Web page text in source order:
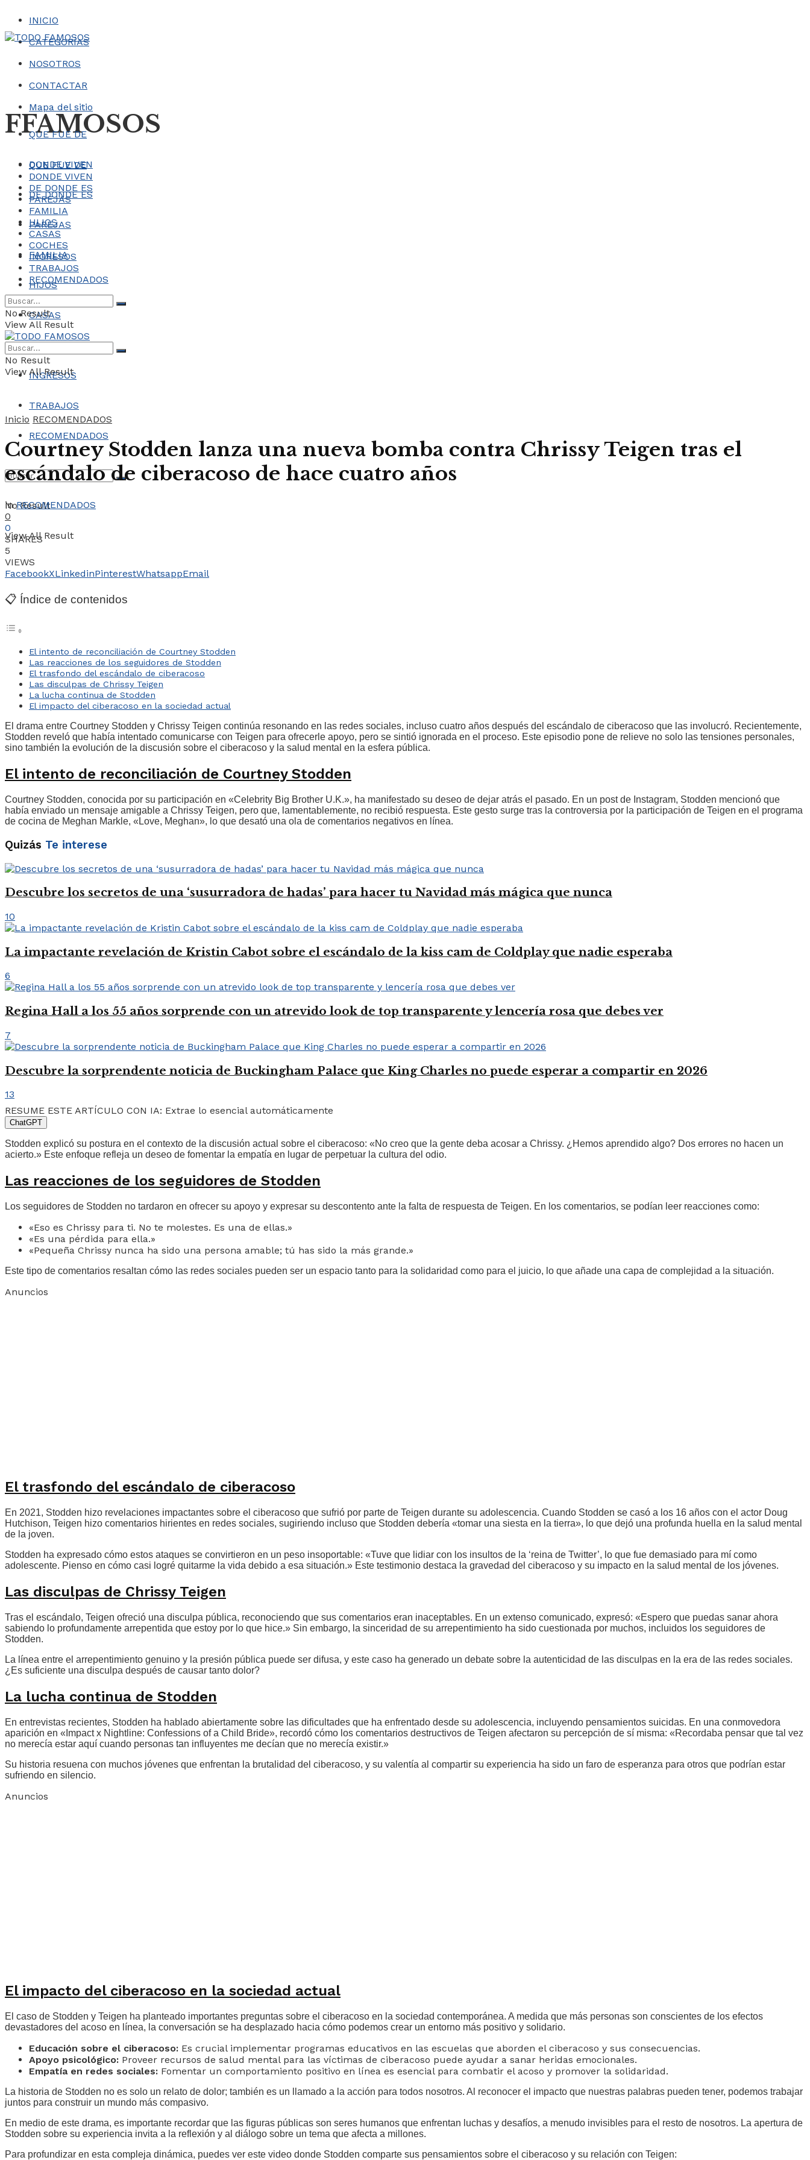
INICIO
CATEGORÍAS
NOSOTROS
CONTACTAR
Mapa del sitio
FFAMOSOS
QUE FUE DE
DONDE VIVEN
DE DONDE ES
PAREJAS
FAMILIA
HIJOS
CASAS
COCHES
INGRESOS
TRABAJOS
RECOMENDADOS
No Result
View All Result
QUE FUE DE
DONDE VIVEN
DE DONDE ES
PAREJAS
FAMILIA
HIJOS
CASAS
COCHES
INGRESOS
TRABAJOS
RECOMENDADOS
No Result
View All Result
No Result
View All Result
Inicio RECOMENDADOS
Courtney Stodden lanza una nueva bomba contra Chrissy Teigen tras el
escándalo de ciberacoso de hace cuatro años
in RECOMENDADOS
0
0
SHARES
5
VIEWS
FacebookXLinkedinPinterestWhatsappEmail
📋 Índice de contenidos
El intento de reconciliación de Courtney Stodden
Las reacciones de los seguidores de Stodden
El trasfondo del escándalo de ciberacoso
Las disculpas de Chrissy Teigen
La lucha continua de Stodden
El impacto del ciberacoso en la sociedad actual
El drama entre Courtney Stodden y Chrissy Teigen continúa resonando en las redes sociales, incluso cuatro años después del escándalo de ciberacoso que las involucró. Recientemente,
Stodden reveló que había intentado comunicarse con Teigen para ofrecerle apoyo, pero se sintió ignorada en el proceso. Este episodio pone de relieve no solo las tensiones personales,
sino también la evolución de la discusión sobre el ciberacoso y la salud mental en la esfera pública.
El intento de reconciliación de Courtney Stodden
Courtney Stodden, conocida por su participación en «Celebrity Big Brother U.K.», ha manifestado su deseo de dejar atrás el pasado. En un post de Instagram, Stodden mencionó que
había enviado un mensaje amigable a Chrissy Teigen, pero que, lamentablemente, no recibió respuesta. Este gesto surge tras la controversia por la participación de Teigen en el programa
de cocina de Meghan Markle, «Love, Meghan», lo que desató una ola de comentarios negativos en línea.
Quizás Te interese
Descubre los secretos de una ‘susurradora de hadas’ para hacer tu Navidad más mágica que nunca
10
La impactante revelación de Kristin Cabot sobre el escándalo de la kiss cam de Coldplay que nadie esperaba
6
Regina Hall a los 55 años sorprende con un atrevido look de top transparente y lencería rosa que debes ver
7
Descubre la sorprendente noticia de Buckingham Palace que King Charles no puede esperar a compartir en 2026
13
RESUME ESTE ARTÍCULO CON IA: Extrae lo esencial automáticamente
ChatGPT
Stodden explicó su postura en el contexto de la discusión actual sobre el ciberacoso: «No creo que la gente deba acosar a Chrissy. ¿Hemos aprendido algo? Dos errores no hacen un
acierto.» Este enfoque refleja un deseo de fomentar la empatía en lugar de perpetuar la cultura del odio.
Las reacciones de los seguidores de Stodden
Los seguidores de Stodden no tardaron en ofrecer su apoyo y expresar su descontento ante la falta de respuesta de Teigen. En los comentarios, se podían leer reacciones como:
«Eso es Chrissy para ti. No te molestes. Es una de ellas.»
«Es una pérdida para ella.»
«Pequeña Chrissy nunca ha sido una persona amable; tú has sido la más grande.»
Este tipo de comentarios resaltan cómo las redes sociales pueden ser un espacio tanto para la solidaridad como para el juicio, lo que añade una capa de complejidad a la situación.
Anuncios
El trasfondo del escándalo de ciberacoso
En 2021, Stodden hizo revelaciones impactantes sobre el ciberacoso que sufrió por parte de Teigen durante su adolescencia. Cuando Stodden se casó a los 16 años con el actor Doug
Hutchison, Teigen hizo comentarios hirientes en redes sociales, sugiriendo incluso que Stodden debería «tomar una siesta en la tierra», lo que dejó una profunda huella en la salud mental
de la joven.
Stodden ha expresado cómo estos ataques se convirtieron en un peso insoportable: «Tuve que lidiar con los insultos de la ‘reina de Twitter’, lo que fue demasiado para mí como
adolescente. Pienso en cómo casi logré quitarme la vida debido a esa situación.» Este testimonio destaca la gravedad del ciberacoso y su impacto en la salud mental de los jóvenes.
Las disculpas de Chrissy Teigen
Tras el escándalo, Teigen ofreció una disculpa pública, reconociendo que sus comentarios eran inaceptables. En un extenso comunicado, expresó: «Espero que puedas sanar ahora
sabiendo lo profundamente arrepentida que estoy por lo que hice.» Sin embargo, la sinceridad de su arrepentimiento ha sido cuestionada por muchos, incluidos los seguidores de
Stodden.
La línea entre el arrepentimiento genuino y la presión pública puede ser difusa, y este caso ha generado un debate sobre la autenticidad de las disculpas en la era de las redes sociales.
¿Es suficiente una disculpa después de causar tanto dolor?
La lucha continua de Stodden
En entrevistas recientes, Stodden ha hablado abiertamente sobre las dificultades que ha enfrentado desde su adolescencia, incluyendo pensamientos suicidas. En una conmovedora
aparición en «Impact x Nightline: Confessions of a Child Bride», recordó cómo los comentarios destructivos de Teigen afectaron su percepción de sí misma: «Recordaba pensar que tal vez
no merecía estar aquí cuando personas tan influyentes me decían que no merecía existir.»
Su historia resuena con muchos jóvenes que enfrentan la brutalidad del ciberacoso, y su valentía al compartir su experiencia ha sido un faro de esperanza para otros que podrían estar
sufriendo en silencio.
Anuncios
El impacto del ciberacoso en la sociedad actual
El caso de Stodden y Teigen ha planteado importantes preguntas sobre el ciberacoso en la sociedad contemporánea. A medida que más personas son conscientes de los efectos
devastadores del acoso en línea, la conversación se ha desplazado hacia cómo podemos crear un entorno más positivo y solidario.
Educación sobre el ciberacoso: Es crucial implementar programas educativos en las escuelas que aborden el ciberacoso y sus consecuencias.
Apoyo psicológico: Proveer recursos de salud mental para las víctimas de ciberacoso puede ayudar a sanar heridas emocionales.
Empatía en redes sociales: Fomentar un comportamiento positivo en línea es esencial para combatir el acoso y promover la solidaridad.
La historia de Stodden no es solo un relato de dolor; también es un llamado a la acción para todos nosotros. Al reconocer el impacto que nuestras palabras pueden tener, podemos trabajar
juntos para construir un mundo más compasivo.
En medio de este drama, es importante recordar que las figuras públicas son seres humanos que enfrentan luchas y desafíos, a menudo invisibles para el resto de nosotros. La apertura de
Stodden sobre su experiencia invita a la reflexión y al diálogo sobre un tema que afecta a millones.
Para profundizar en esta compleja dinámica, puedes ver este video donde Stodden comparte sus pensamientos sobre el ciberacoso y su relación con Teigen: